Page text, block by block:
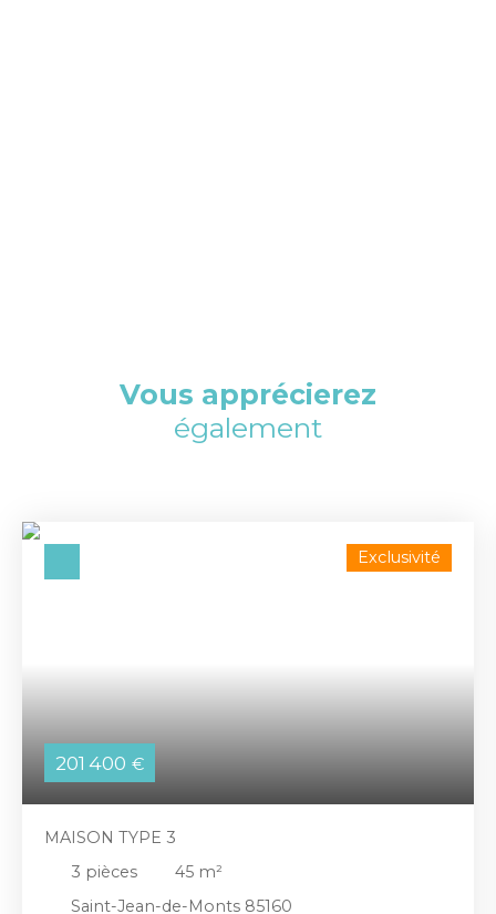
Vous apprécierez
également
201 400 €
Exclusivité
MAISON TYPE 3
3 pièces 45 m²
Saint-Jean-de-Monts 85160